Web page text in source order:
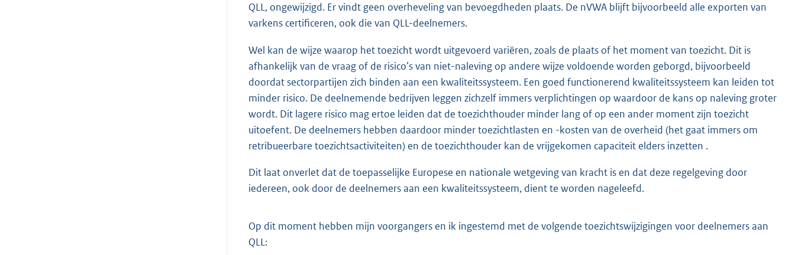
QLL, ongewijzigd. Er vindt geen overheveling van bevoegdheden plaats. De nVWA blijft bijvoorbeeld alle exporten van
varkens certificeren, ook die van QLL-deelnemers.
Wel kan de wijze waarop het toezicht wordt uitgevoerd variëren, zoals de plaats of het moment van toezicht. Dit is
afhankelijk van de vraag of de risico’s van niet-naleving op andere wijze voldoende worden geborgd, bijvoorbeeld
doordat sectorpartijen zich binden aan een kwaliteitssysteem. Een goed functionerend kwaliteitssysteem kan leiden tot
minder risico. De deelnemende bedrijven leggen zichzelf immers verplichtingen op waardoor de kans op naleving groter
wordt. Dit lagere risico mag ertoe leiden dat de toezichthouder minder lang of op een ander moment zijn toezicht
uitoefent. De deelnemers hebben daardoor minder toezichtlasten en -kosten van de overheid (het gaat immers om
retribueerbare toezichtsactiviteiten) en de toezichthouder kan de vrijgekomen capaciteit elders inzetten .
Dit laat onverlet dat de toepasselijke Europese en nationale wetgeving van kracht is en dat deze regelgeving door
iedereen, ook door de deelnemers aan een kwaliteitssysteem, dient te worden nageleefd.
Op dit moment hebben mijn voorgangers en ik ingestemd met de volgende toezichtswijzigingen voor deelnemers aan
QLL: